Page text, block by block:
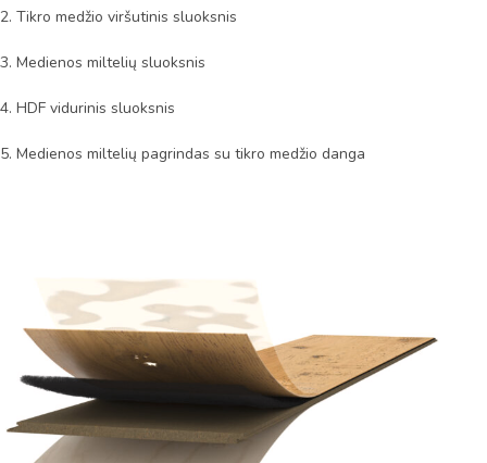
2. Tikro medžio viršutinis sluoksnis
3. Medienos miltelių sluoksnis
4. HDF vidurinis sluoksnis
5. Medienos miltelių pagrindas su tikro medžio danga